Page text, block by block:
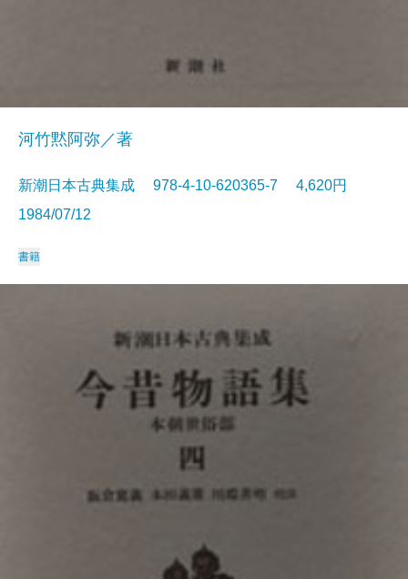
河竹黙阿弥／著
新潮日本古典集成 978-4-10-620365-7 4,620円
1984/07/12
書籍